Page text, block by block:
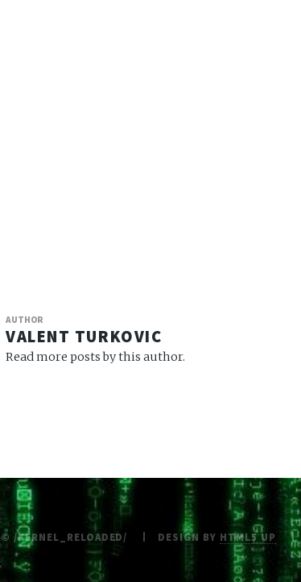
AUTHOR
VALENT TURKOVIC
Read more posts by this author.
© /KERNEL_RELOADED/ DESIGN BY HTML5 UP